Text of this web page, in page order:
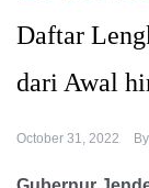
Daftar
dari Awal
October 31, 2022 By